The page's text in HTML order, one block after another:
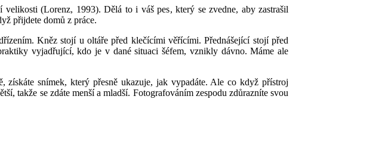
velikosti(Lorenz, 1993).Dělá toi váš pes, který se zvedne, aby zastrašil
přijdete domů z práce.
Kněz stojí u oltáře před klečícími věřícími.Přednášejícístojí před
vyjadřující, kdo je v dané situaci šéfem, vznikly dávno.Máme ale
získáte snímek, kterýpřesně ukazuje, jakvypadáte. Ale co kdyžpřístroj
takže se zdátemenšía mladší. Fotografovánímzespodu zdůrazníte svou